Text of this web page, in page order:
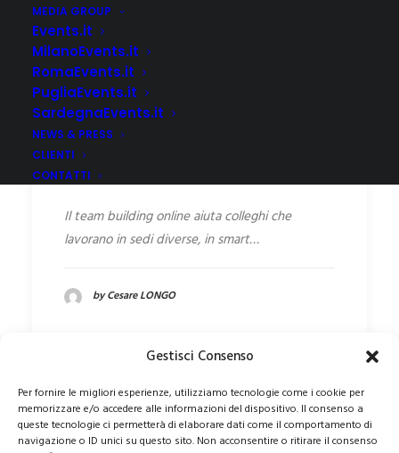
Gestisci Consenso
Per fornire le migliori esperienze, utilizziamo tecnologie come i cookie per
memorizzare e/o accedere alle informazioni del dispositivo. Il consenso a
queste tecnologie ci permetterà di elaborare dati come il comportamento di
navigazione o ID unici su questo sito. Non acconsentire o ritirare il consenso
MEDIA GROUP
Events.it
MilanoEvents.it
RomaEvents.it
PugliaEvents.it
SardegnaEvents.it
NEWS & PRESS
CLIENTI
CONTATTI
Team building online: idee e
attività per aziende da
remoto
Il team building online aiuta colleghi che
lavorano in sedi diverse, in smart…
by Cesare LONGO